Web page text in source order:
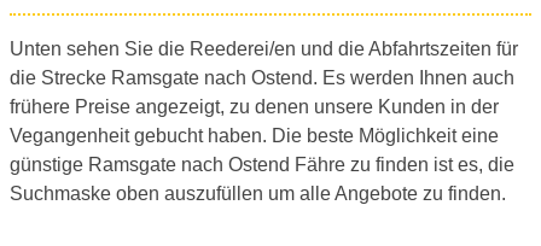
Unten sehen Sie die Reederei/en und die Abfahrtszeiten für
die Strecke Ramsgate nach Ostend. Es werden Ihnen auch
frühere Preise angezeigt, zu denen unsere Kunden in der
Vegangenheit gebucht haben. Die beste Möglichkeit eine
günstige Ramsgate nach Ostend Fähre zu finden ist es, die
Suchmaske oben auszufüllen um alle Angebote zu finden.